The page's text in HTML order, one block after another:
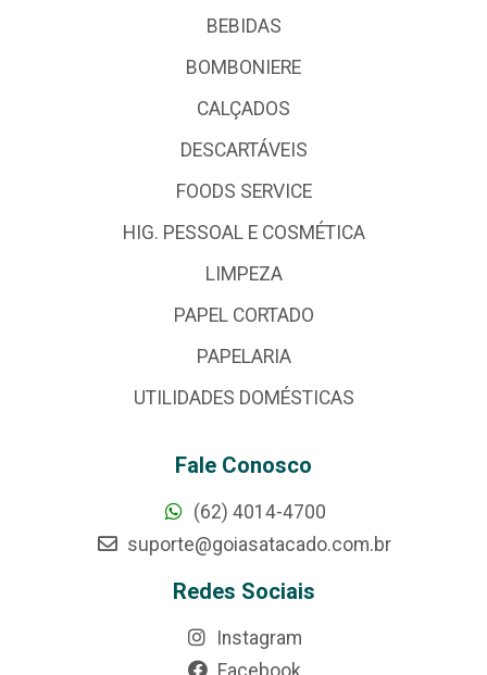
BEBIDAS
BOMBONIERE
CALÇADOS
DESCARTÁVEIS
FOODS SERVICE
HIG. PESSOAL E COSMÉTICA
LIMPEZA
PAPEL CORTADO
PAPELARIA
UTILIDADES DOMÉSTICAS
Fale Conosco
(62) 4014-4700
suporte@goiasatacado.com.br
Redes Sociais
Instagram
Facebook